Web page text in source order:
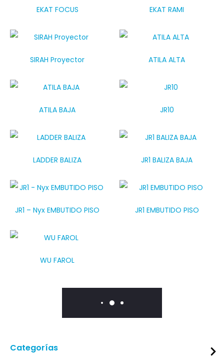
EKAT FOCUS EKAT RAMI
SIRAH Proyector ATILA ALTA
ATILA BAJA JR10
LADDER BALIZA JR1 BALIZA BAJA
JR1 – Nyx EMBUTIDO PISO JR1 EMBUTIDO PISO
WU FAROL
Categorías